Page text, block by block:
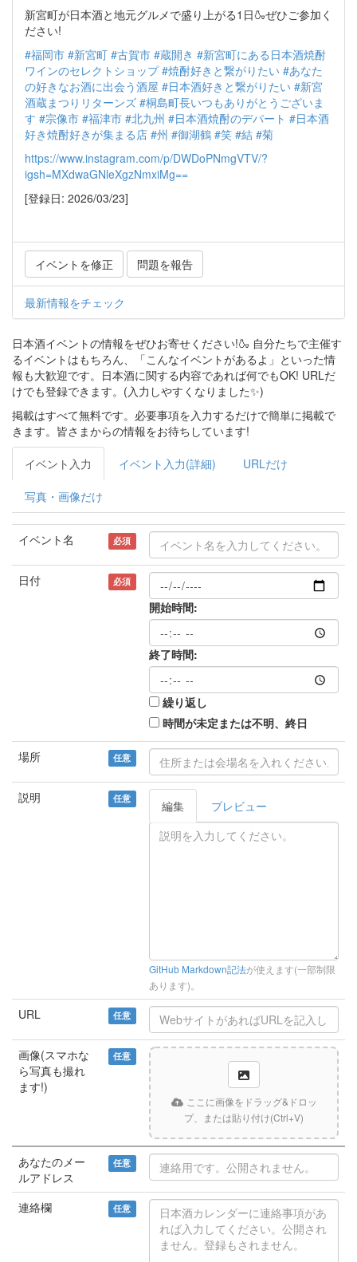
新宮町が日本酒と地元グルメで盛り上がる1日🍶ぜひご参加く
ださい!
#福岡市 #新宮町 #古賀市 #蔵開き #新宮町にある日本酒焼酎
ワインのセレクトショップ #焼酎好きと繋がりたい #あなた
の好きなお酒に出会う酒屋 #日本酒好きと繋がりたい #新宮
酒蔵まつりリターンズ #桐島町長いつもありがとうございま
す #宗像市 #福津市 #北九州 #日本酒焼酎のデパート #日本酒
好き焼酎好きが集まる店 #州 #御湖鶴 #笑 #結 #菊
https://www.instagram.com/p/DWDoPNmgVTV/?
igsh=MXdwaGNleXgzNmxiMg==
[登録日: 2026/03/23]
イベントを修正 問題を報告
最新情報をチェック
日本酒イベントの情報をぜひお寄せください!🍶 自分たちで主催す
るイベントはもちろん、「こんなイベントがあるよ」といった情
報も大歓迎です。日本酒に関する内容であれば何でもOK! URLだ
けでも登録できます。(入力しやすくなりました✨)
掲載はすべて無料です。必要事項を入力するだけで簡単に掲載で
きます。皆さまからの情報をお待ちしています!
イベント入力 イベント入力(詳細) URLだけ
写真・画像だけ
イベント名 必須
日付 必須
開始時間:
終了時間:
繰り返し
時間が未定または不明、終日
場所 任意
説明 任意 編集 プレビュー
GitHub Markdown記法が使えます(一部制限
あります)。
URL 任意
画像(スマホな
ら写真も撮れ
ます!)
任意
ここに画像をドラッグ&ドロッ
プ、または貼り付け(Ctrl+V)
あなたのメー
ルアドレス
任意
連絡欄 任意